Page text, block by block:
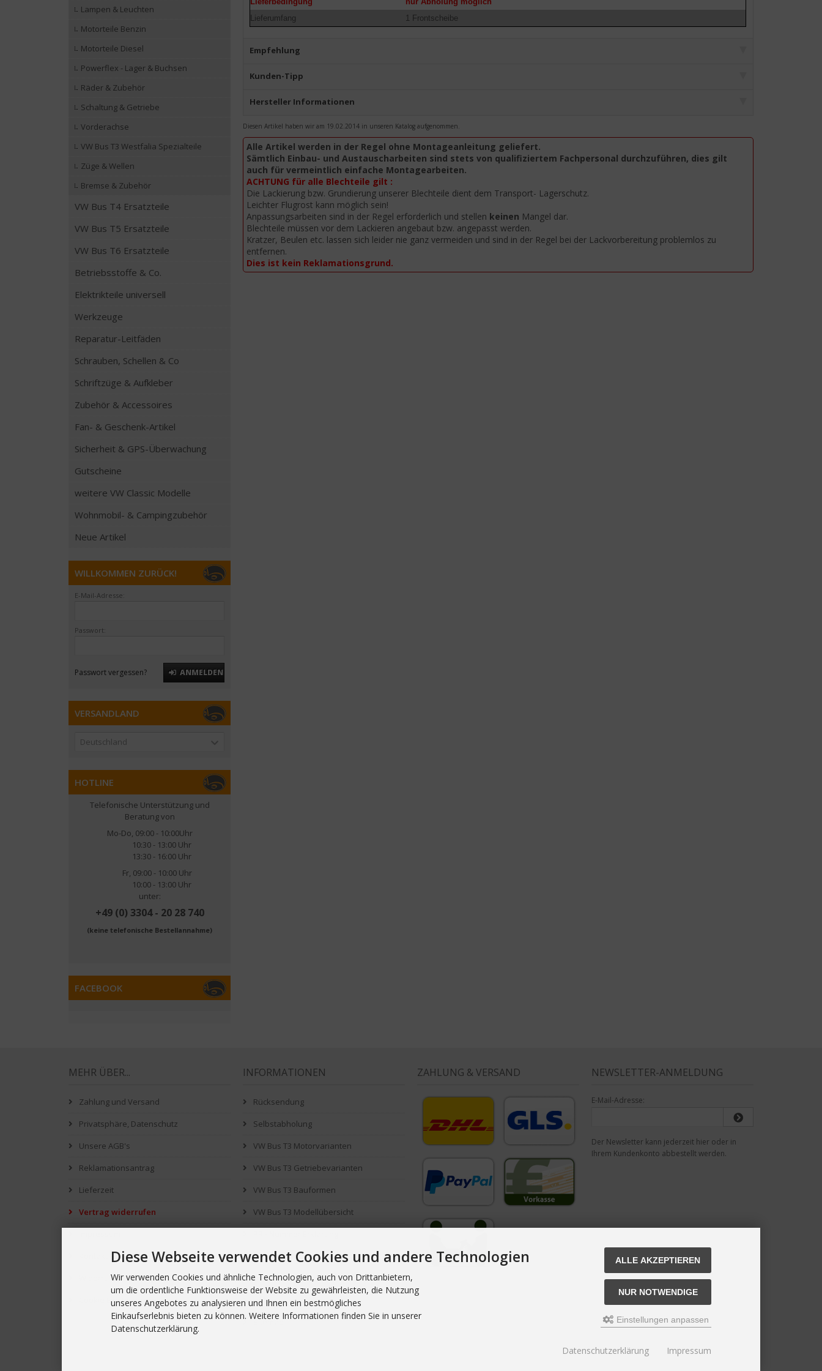
Lieferumfang
1 Frontscheibe
Empfehlung
Kunden-Tipp
Hersteller Informationen
Diesen Artikel haben wir am 19.02.2014 in unseren Katalog aufgenommen.
Alle Artikel werden in der Regel ohne Montageanleitung geliefert.
Sämtlich Einbau- und Austauscharbeiten sind stets von qualifiziertem Fachpersonal durchzuführen, dies gilt
auch für vermeintlich einfache Montagearbeiten.
ACHTUNG für alle Blechteile gilt :
Die Lackierung bzw. Grundierung unserer Blechteile dient dem Transport- Lagerschutz.
Leichter Flugrost kann möglich sein!
Anpassungsarbeiten sind in der Regel erforderlich und stellen keinen Mangel dar.
Blechteile müssen vor dem Lackieren angebaut bzw. angepasst werden.
Kratzer, Beulen etc. lassen sich leider nie ganz vermeiden und sind in der Regel bei der Lackvorbereitung problemlos zu
entfernen.
Dies ist kein Reklamationsgrund.
Lampen & Leuchten
Motorteile Benzin
Motorteile Diesel
Powerflex - Lager & Buchsen
Räder & Zubehör
Schaltung & Getriebe
Vorderachse
VW Bus T3 Westfalia Spezialteile
Züge & Wellen
Bremse & Zubehör
VW Bus T4 Ersatzteile
VW Bus T5 Ersatzteile
VW Bus T6 Ersatzteile
Betriebsstoffe & Co.
Elektrikteile universell
Werkzeuge
Reparatur-Leitfäden
Schrauben, Schellen & Co
Schriftzüge & Aufkleber
Zubehör & Accessoires
Fan- & Geschenk-Artikel
Sicherheit & GPS-Überwachung
Gutscheine
weitere VW Classic Modelle
Wohnmobil- & Campingzubehör
Neue Artikel
WILLKOMMEN ZURÜCK!
E-Mail-Adresse:
Passwort:
Passwort vergessen? ANMELDEN
VERSANDLAND
Deutschland
HOTLINE
Telefonische Unterstützung und
Beratung von
Mo-Do, 09:00 - 10:00Uhr
10:30 - 13:00 Uhr
13:30 - 16:00 Uhr
Fr, 09:00 - 10:00 Uhr
10:00 - 13:00 Uhr
unter:
+49 (0) 3304 - 20 28 740
(keine telefonische Bestellannahme)
FACEBOOK
MEHR ÜBER...
Zahlung und Versand
Privatsphäre, Datenschutz
Unsere AGB's
Reklamationsantrag
Lieferzeit
Vertrag widerrufen
Widerrufsbelehrung
Cookie Einstellungen
INFORMATIONEN
Rücksendung
Selbstabholung
VW Bus T3 Motorvarianten
VW Bus T3 Getriebevarianten
VW Bus T3 Bauformen
VW Bus T3 Modellübersicht
Was sind Powerflex Buchsen?
Downloads / Formulare
Link's
Sitemap
ZAHLUNG & VERSAND NEWSLETTER-ANMELDUNG
E-Mail-Adresse:
Der Newsletter kann jederzeit hier oder in
Ihrem Kundenkonto abbestellt werden.
Diese Webseite verwendet Cookies und andere Technologien
Wir verwenden Cookies und ähnliche Technologien, auch von Drittanbietern,
um die ordentliche Funktionsweise der Website zu gewährleisten, die Nutzung
unseres Angebotes zu analysieren und Ihnen ein bestmögliches
Einkaufserlebnis bieten zu können. Weitere Informationen finden Sie in unserer
Datenschutzerklärung.
ALLE AKZEPTIEREN
NUR NOTWENDIGE
Einstellungen anpassen
Datenschutzerklärung Impressum